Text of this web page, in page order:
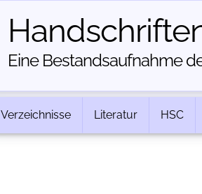
Eine Bestandsaufnahme
Verzeichnisse Literatur HSC